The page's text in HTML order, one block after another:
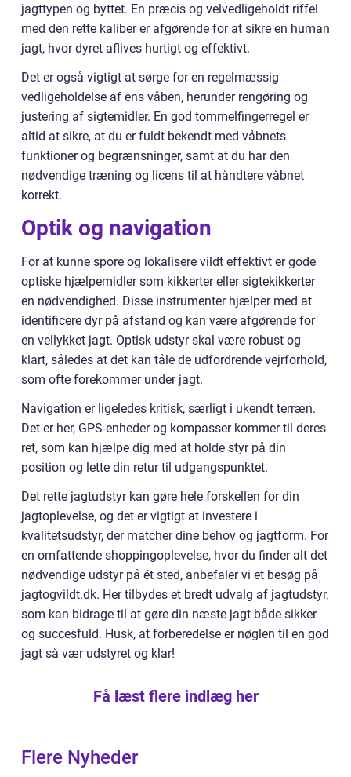
jagttypen og byttet. En præcis og velvedligeholdt riffel
med den rette kaliber er afgørende for at sikre en human
jagt, hvor dyret aflives hurtigt og effektivt.
Det er også vigtigt at sørge for en regelmæssig
vedligeholdelse af ens våben, herunder rengøring og
justering af sigtemidler. En god tommelfingerregel er
altid at sikre, at du er fuldt bekendt med våbnets
funktioner og begrænsninger, samt at du har den
nødvendige træning og licens til at håndtere våbnet
korrekt.
Optik og navigation
For at kunne spore og lokalisere vildt effektivt er gode
optiske hjælpemidler som kikkerter eller sigtekikkerter
en nødvendighed. Disse instrumenter hjælper med at
identificere dyr på afstand og kan være afgørende for
en vellykket jagt. Optisk udstyr skal være robust og
klart, således at det kan tåle de udfordrende vejrforhold,
som ofte forekommer under jagt.
Navigation er ligeledes kritisk, særligt i ukendt terræn.
Det er her, GPS-enheder og kompasser kommer til deres
ret, som kan hjælpe dig med at holde styr på din
position og lette din retur til udgangspunktet.
Det rette jagtudstyr kan gøre hele forskellen for din
jagtoplevelse, og det er vigtigt at investere i
kvalitetsudstyr, der matcher dine behov og jagtform. For
en omfattende shoppingoplevelse, hvor du finder alt det
nødvendige udstyr på ét sted, anbefaler vi et besøg på
jagtogvildt.dk. Her tilbydes et bredt udvalg af jagtudstyr,
som kan bidrage til at gøre din næste jagt både sikker
og succesfuld. Husk, at forberedelse er nøglen til en god
jagt så vær udstyret og klar!
Få læst flere indlæg her
Flere Nyheder